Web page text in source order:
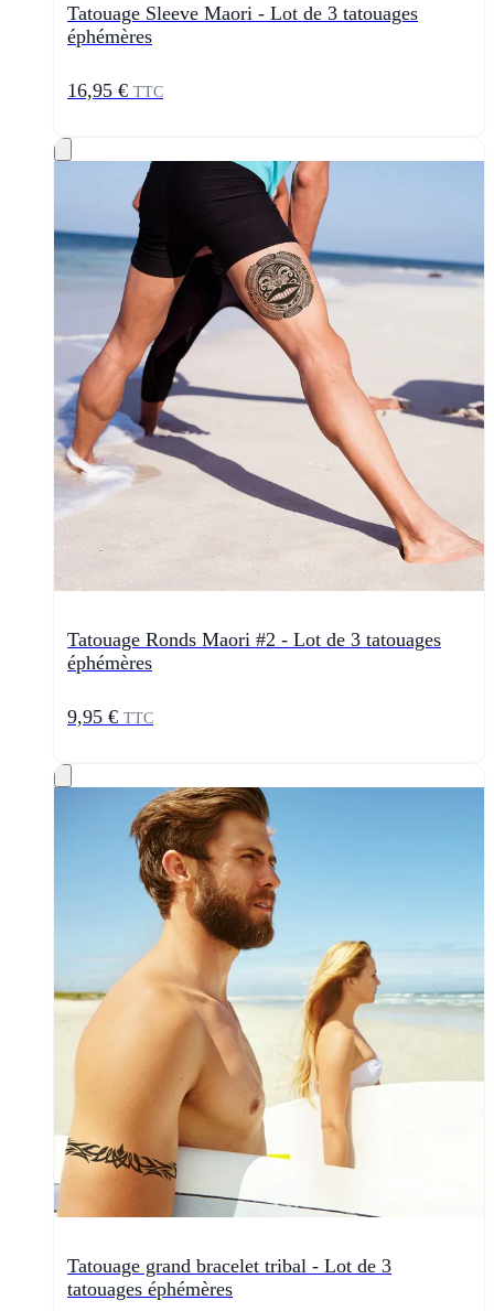
Tatouage Sleeve Maori - Lot de 3 tatouages
éphémères
16,95 € TTC
Tatouage Ronds Maori #2 - Lot de 3 tatouages
éphémères
9,95 € TTC
Tatouage grand bracelet tribal - Lot de 3
tatouages éphémères